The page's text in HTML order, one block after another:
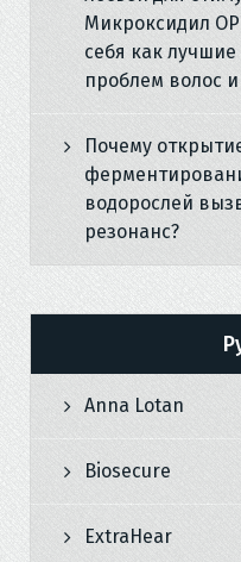
Микроксидил
себя как
проблем волос
Почему
водорослей
резонанс?
Anna Lotan
Biosecure
ExtraHear